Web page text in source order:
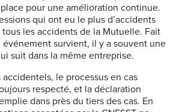
pour une amélioration continue.
qui ont eu le plus d’accidents
les accidents de la Mutuelle. Fait
événement survient, il y a souvent une
suit dans la même entreprise.
le processus en cas
respecté, et la déclaration
dans près du tiers des cas. En